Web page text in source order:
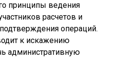
принципы ведения
расчетов и
операций.
к искажению
административную